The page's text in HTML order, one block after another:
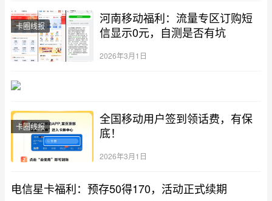
卡圈线报
河南移动福利：流量专区订购短
信显示0元，自测是否有坑
2026年3月1日
卡圈线报
全国移动用户签到领话费，有保
底！
2026年3月1日
电信星卡福利：预存50得170，活动正式续期